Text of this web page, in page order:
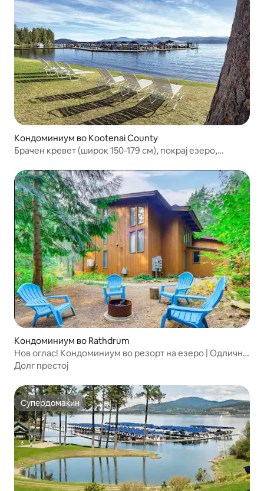
Кондоминиум во Kootenai County
Брачен кревет (широк 150-179 см), покрај езеро,
Кондоминиум во Rathdrum
Нов оглас! Кондоминиум во резорт на езеро | Одлична
локација
Долг престој
Супердомаќин
Супердомаќин